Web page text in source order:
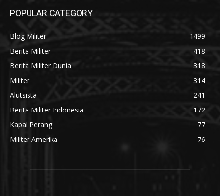
POPULAR CATEGORY
Blog Militer
1499
Berita Militer
418
Berita Militer Dunia
318
Militer
314
Alutsista
241
Berita Militer Indonesia
172
Kapal Perang
77
Militer Amerika
76